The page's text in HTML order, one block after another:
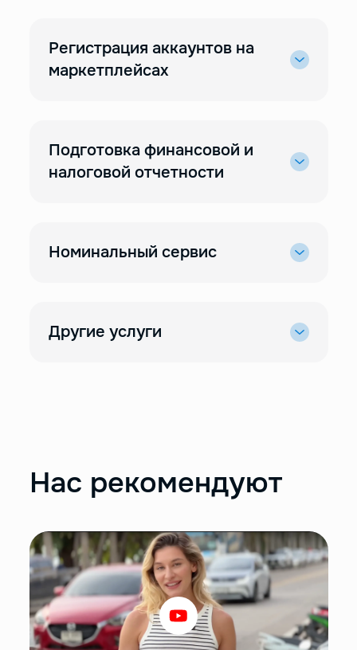
Регистрация аккаунтов на
маркетплейсах
Подготовка финансовой и
налоговой отчетности
Номинальный сервис
Другие услуги
Нас рекомендуют